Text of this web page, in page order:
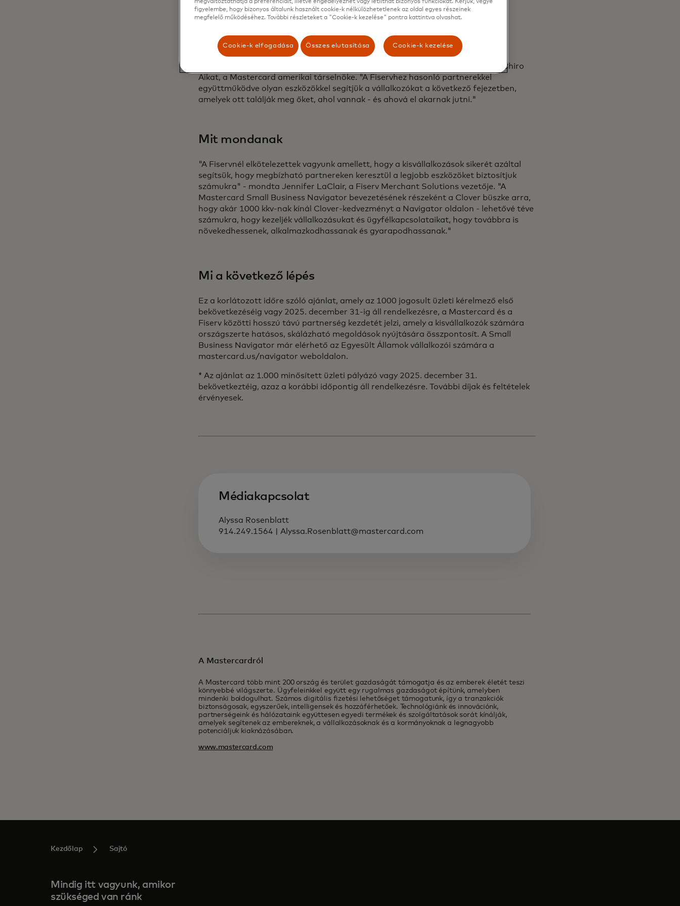
"Ahogy a kisvállalkozások digitalizálódnak és modernizálódnak, a megbízható,
rugalmas megoldásokhoz való hozzáférés fontosabb, mint valaha" - mondta Chiro
Aikat, a Mastercard amerikai társelnöke. "A Fiservhez hasonló partnerekkel
együttműködve olyan eszközökkel segítjük a vállalkozókat a következő fejezetben,
amelyek ott találják meg őket, ahol vannak - és ahová el akarnak jutni."
Mit mondanak
"A Fiservnél elkötelezettek vagyunk amellett, hogy a kisvállalkozások sikerét azáltal
segítsük, hogy megbízható partnereken keresztül a legjobb eszközöket biztosítjuk
számukra" - mondta Jennifer LaClair, a Fiserv Merchant Solutions vezetője. "A
Mastercard Small Business Navigator bevezetésének részeként a Clover büszke arra,
hogy akár 1000 kkv-nak kínál Clover-kedvezményt a Navigator oldalon - lehetővé téve
számukra, hogy kezeljék vállalkozásukat és ügyfélkapcsolataikat, hogy továbbra is
növekedhessenek, alkalmazkodhassanak és gyarapodhassanak."
Mi a következő lépés
Ez a korlátozott időre szóló ajánlat, amely az 1000 jogosult üzleti kérelmező első
bekövetkezéséig vagy 2025. december 31-ig áll rendelkezésre, a Mastercard és a
Fiserv közötti hosszú távú partnerség kezdetét jelzi, amely a kisvállalkozók számára
országszerte hatásos, skálázható megoldások nyújtására összpontosít. A Small
Business Navigator már elérhető az Egyesült Államok vállalkozói számára a
mastercard.us/navigator weboldalon.
* Az ajánlat az 1.000 minősített üzleti pályázó vagy 2025. december 31.
bekövetkeztéig, azaz a korábbi időpontig áll rendelkezésre. További díjak és feltételek
érvényesek.
Médiakapcsolat
Alyssa Rosenblatt
914.249.1564 | Alyssa.Rosenblatt@mastercard.com
A Mastercardról
A Mastercard több mint 200 ország és terület gazdaságát támogatja és az emberek életét teszi
könnyebbé világszerte. Ügyfeleinkkel együtt egy rugalmas gazdaságot építünk, amelyben
mindenki boldogulhat. Számos digitális fizetési lehetőséget támogatunk, így a tranzakciók
biztonságosak, egyszerűek, intelligensek és hozzáférhetőek. Technológiánk és innovációnk,
partnerségeink és hálózataink együttesen egyedi termékek és szolgáltatások sorát kínálják,
amelyek segítenek az embereknek, a vállalkozásoknak és a kormányoknak a legnagyobb
potenciáljuk kiaknázásában.
www.mastercard.com
Kezdőlap Sajtó
Mindig itt vagyunk, amikor
szükséged van ránk
megváltoztathatja a preferenciáit, illetve engedélyezhet vagy letilthat bizonyos funkciókat. Kérjük, vegye
figyelembe, hogy bizonyos általunk használt cookie-k nélkülözhetetlenek az oldal egyes részeinek
megfelelő működéséhez. További részleteket a "Cookie-k kezelése" pontra kattintva olvashat.
Cookie-k elfogadása Összes elutasítása Cookie-k kezelése